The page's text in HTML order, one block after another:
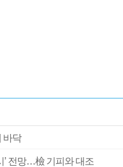
바닥
’ 전망…檢 기피와 대조